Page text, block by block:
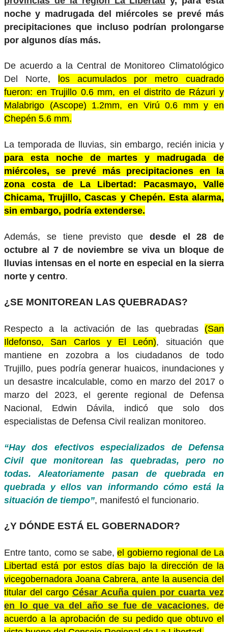
noche y madrugada del miércoles se prevé más
precipitaciones que incluso podrían prolongarse
por algunos días más.
De acuerdo a la Central de Monitoreo Climatológico
Del Norte,
los acumulados por metro cuadrado
fueron: en Trujillo 0.6 mm, en el distrito de Rázuri y
Malabrigo (Ascope) 1.2mm, en Virú 0.6 mm y en
Chepén 5.6 mm.
La temporada de lluvias, sin embargo, recién inicia y
para esta noche de martes y madrugada de
miércoles, se prevé más precipitaciones en la
zona costa de La Libertad: Pacasmayo, Valle
Chicama, Trujillo, Cascas y Chepén. Esta alarma,
sin embargo, podría extenderse.
Además, se tiene previsto que desde el 28 de
octubre al 7 de noviembre se viva un bloque de
lluvias intensas en el norte en especial en la sierra
norte y centro.
¿SE MONITOREAN LAS QUEBRADAS?
Respecto a la activación de las quebradas (San
Ildefonso, San Carlos y El León), situación que
mantiene en zozobra a los ciudadanos de todo
Trujillo, pues podría generar huaicos, inundaciones y
un desastre incalculable, como en marzo del 2017 o
marzo del 2023, el gerente regional de Defensa
Nacional, Edwin Dávila, indicó que solo dos
especialistas de Defensa Civil realizan monitoreo.
“Hay dos efectivos especializados de Defensa
Civil que monitorean las quebradas, pero no
todas. Aleatoriamente pasan de quebrada en
quebrada y ellos van informando cómo está la
situación de tiempo”, manifestó el funcionario.
¿Y DÓNDE ESTÁ EL GOBERNADOR?
Entre tanto, como se sabe,el gobierno regional de La
Libertad está por estos días bajo la dirección de la
vicegobernadora Joana Cabrera, ante la ausencia del
titular del cargo César Acuña quien por cuarta vez
en lo que va del año se fue de vacaciones, de
acuerdo a la aprobación de su pedido que obtuvo el